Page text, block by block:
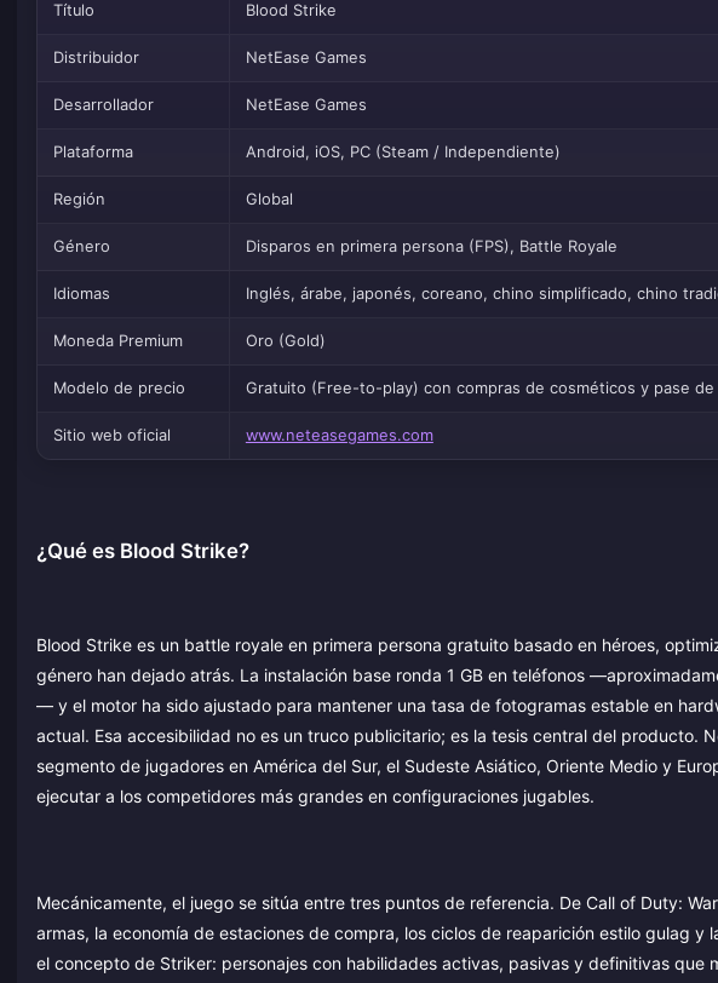
Título Blood Strike
Distribuidor NetEase Games
Desarrollador NetEase Games
Plataforma Android, iOS, PC (Steam / Independiente)
Región Global
Género Disparos en primera persona (FPS), Battle Royale
Idiomas Inglés, árabe, japonés, coreano, chino simplificado, chino
Moneda Premium Oro (Gold)
Modelo de precio Gratuito (Free-to-play) con compras de cosméticos y pase de
Sitio web oficial www.neteasegames.com
¿Qué es Blood Strike?
Blood Strike es un battle royale en primera persona gratuito basado en héroes,
género han dejado atrás. La instalación base ronda 1 GB en teléfonos
— y el motor ha sido ajustado para mantener una tasa de fotogramas estable en
actual. Esa accesibilidad no es un truco publicitario; es la tesis central del producto.
segmento de jugadores en América del Sur, el Sudeste Asiático, Oriente Medio y
ejecutar a los competidores más grandes en configuraciones jugables.
Mecánicamente, el juego se sitúa entre tres puntos de referencia. De Call of Duty:
armas, la economía de estaciones de compra, los ciclos de reaparición estilo gulag
el concepto de Striker: personajes con habilidades activas, pasivas y definitivas